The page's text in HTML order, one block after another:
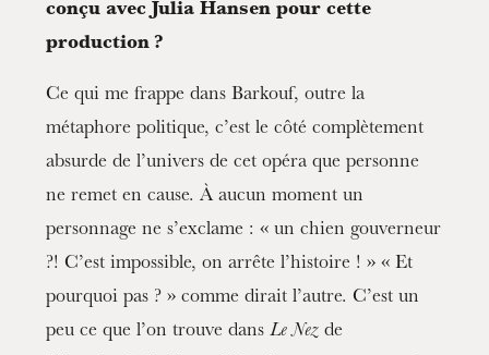
conçu avec Julia Hansen pour cette
production ?
Ce qui me frappe dans Barkouf, outre la
métaphore politique, c’est le côté complètement
absurde de l’univers de cet opéra que personne
ne remet en cause. À aucun moment un
personnage ne s’exclame : « un chien gouverneur
?! C’est impossible, on arrête l’histoire ! » « Et
pourquoi pas ? » comme dirait l’autre. C’est un
peu ce que l’on trouve dansLe Nez de